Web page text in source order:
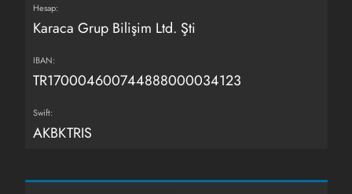
Hesap:
Karaca Grup Bilişim Ltd. Şti
IBAN:
TR170004600744888000034123
Swift:
AKBKTRIS